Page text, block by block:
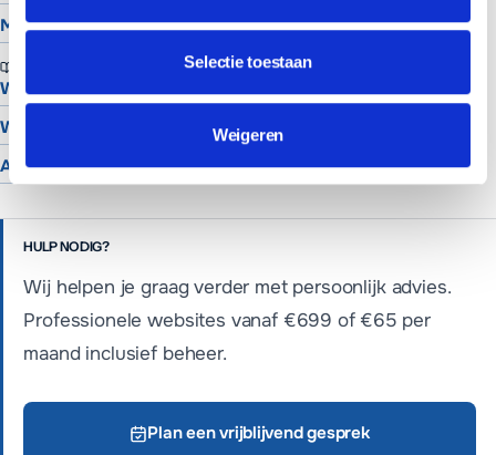
Selectie toestaan
Weigeren
Meta Snippet Generator
Website voor schilders
Website voor hoveniers
Alle branches
HULP NODIG?
Wij helpen je graag verder met persoonlijk advies.
Professionele websites vanaf €699 of €65 per
maand inclusief beheer.
Plan een vrijblijvend gesprek